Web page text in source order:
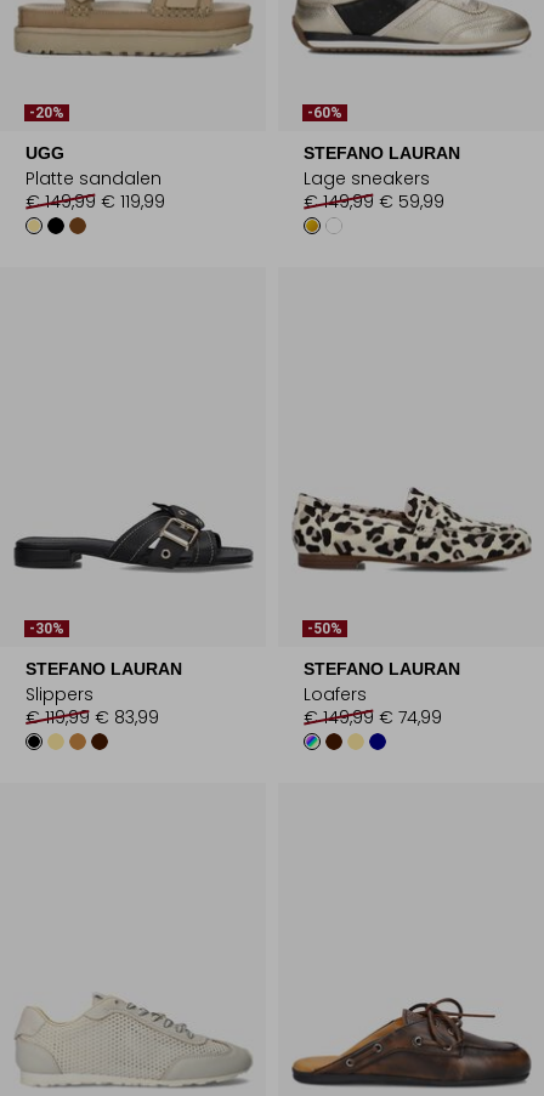
-20%
UGG
Platte sandalen
€ 149,99 € 119,99
-60%
STEFANO LAURAN
Lage sneakers
€ 149,99 € 59,99
-30%
STEFANO LAURAN
Slippers
€ 119,99 € 83,99
-50%
STEFANO LAURAN
Loafers
€ 149,99 € 74,99